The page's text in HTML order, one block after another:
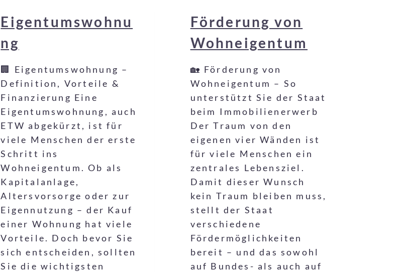
Eigentumswohnu
ng
🏢 Eigentumswohnung –
Definition, Vorteile &
Finanzierung Eine
Eigentumswohnung, auch
ETW abgekürzt, ist für
viele Menschen der erste
Schritt ins
Wohneigentum. Ob als
Kapitalanlage,
Altersvorsorge oder zur
Eigennutzung – der Kauf
einer Wohnung hat viele
Vorteile. Doch bevor Sie
sich entscheiden, sollten
Sie die wichtigsten
Förderung von
Wohneigentum
🏡 Förderung von
Wohneigentum – So
unterstützt Sie der Staat
beim Immobilienerwerb
Der Traum von den
eigenen vier Wänden ist
für viele Menschen ein
zentrales Lebensziel.
Damit dieser Wunsch
kein Traum bleiben muss,
stellt der Staat
verschiedene
Fördermöglichkeiten
bereit – und das sowohl
auf Bundes- als auch auf